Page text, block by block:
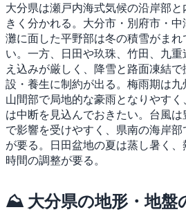
大分県は瀬戸内海式気候の沿岸部
きく分かれる。大分市・別府市・
灘に面した平野部は冬の積雪がま
い。一方、日田や玖珠、竹田、九
え込みが厳しく、降雪と路面凍結
設・養生に制約が出る。梅雨期は
山間部で局地的な豪雨となりやす
は中断を見込んでおきたい。台風
で影響を受けやすく、県南の海岸部
が要る。日田盆地の夏は蒸し暑く
時間の調整が要る。
⛰ 大分県の地形・地盤